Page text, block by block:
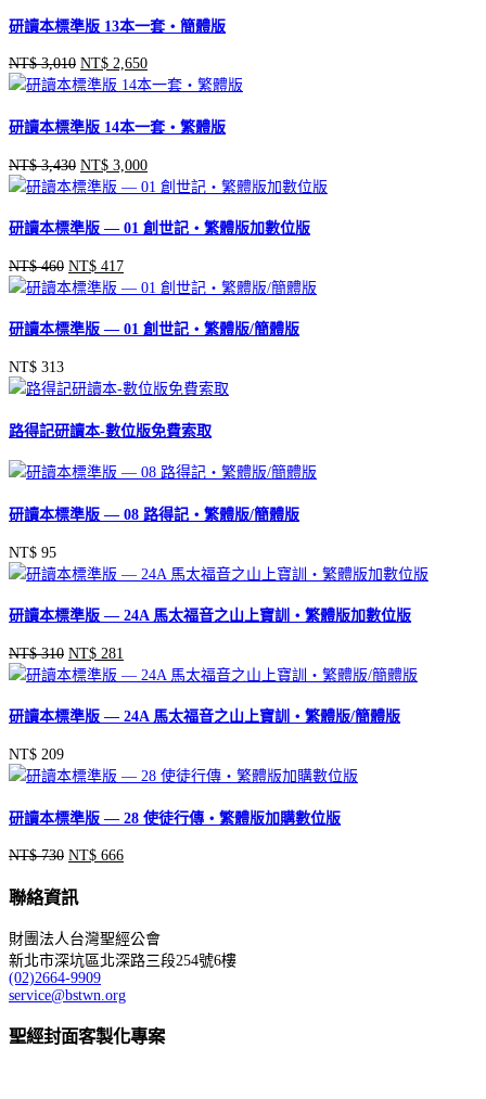
格：
NT$ 4,560。
格：
研讀本標準版 13本一套‧簡體版
NT$3,010 原
始
格：
NT$ 2,650目
前
格：
研讀本標準版 14本一套‧繁體版
NT$3,430 原
始
格：
NT$ 3,000目
前
格：
研讀本標準版 — 01 創世記‧繁體版加數位版
NT$460 原
始
格：
NT$ 417目
前
格：
研讀本標準版 — 01 創世記‧繁體版/簡體版
NT$ 313
路得記研讀本-數位版免費索取
研讀本標準版 — 08 路得記‧繁體版/簡體版
NT$ 95
研讀本標準版 — 24A 馬太福音之山上寶訓‧繁體版加數位版
NT$310 原
始
格：
NT$ 281目
前
格：
研讀本標準版 — 24A 馬太福音之山上寶訓‧繁體版/簡體版
NT$ 209
研讀本標準版 — 28 使徒行傳‧繁體版加購數位版
NT$730 原
價
NT$ 730。
NT$ 666目
NT$ 666。
聯絡資訊
財團法人台灣聖經公會
新北市深坑區北深路三段254號6樓
(02)2664-9909
service@bstwn.org
聖經封面客製化專案